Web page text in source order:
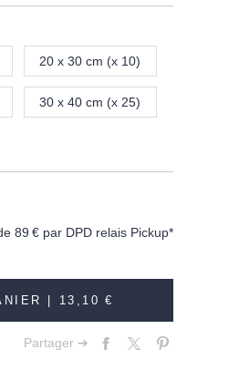
20 x 30 cm (x 10)
30 x 40 cm (x 25)
89 € par DPD relais Pickup*
| 13,10 €
Partager ➔